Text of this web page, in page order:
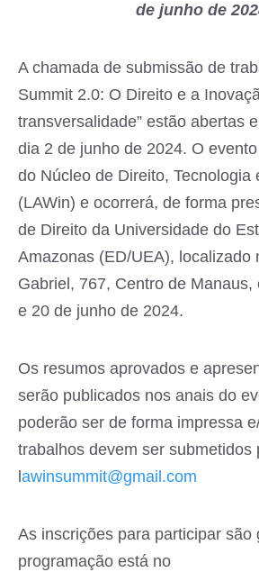
de junho de
A chamada de submissão de
Summit 2.0: O Direito e a
transversalidade” estão abertas
dia 2 de junho de 2024. O
do Núcleo de Direito, Tecnologia
(LAWin) e ocorrerá, de forma
de Direito da Universidade do
Amazonas (ED/UEA), localizado
Gabriel, 767, Centro de Manaus,
e 20 de junho de 2024.
Os resumos aprovados e
serão publicados nos anais do
poderão ser de forma impressa
trabalhos devem ser submetidos
awinsummit@gmail.com
As inscrições para participar são
programação está no